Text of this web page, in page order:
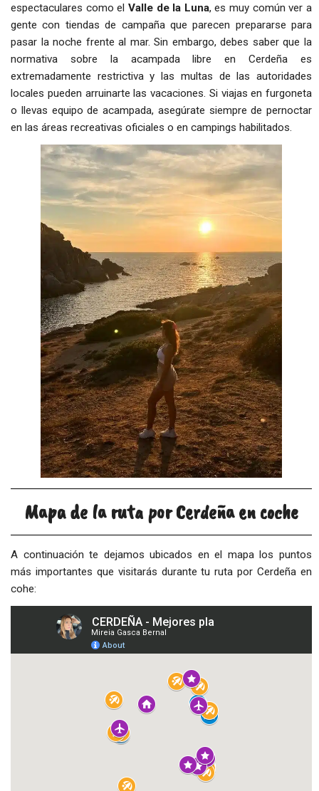
espectaculares como el Valle de la Luna, es muy común ver a
gente con tiendas de campaña que parecen prepararse para
pasar la noche frente al mar. Sin embargo, debes saber que la
normativa sobre la acampada libre en Cerdeña es
extremadamente restrictiva y las multas de las autoridades
locales pueden arruinarte las vacaciones. Si viajas en furgoneta
o llevas equipo de acampada, asegúrate siempre de pernoctar
en las áreas recreativas oficiales o en campings habilitados.
Mapa de la ruta por Cerdeña en coche
A continuación te dejamos ubicados en el mapa los puntos
más importantes que visitarás durante tu ruta por Cerdeña en
cohe: